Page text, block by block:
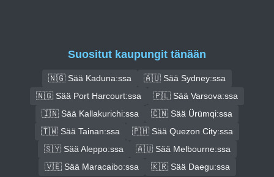
Suositut kaupungit tänään
🇳🇬 Sää Kaduna:ssa
🇦🇺 Sää Sydney:ssa
🇳🇬 Sää Port Harcourt:ssa
🇵🇱 Sää Varsova:ssa
🇮🇳 Sää Kallakurichi:ssa
🇨🇳 Sää Ürümqi:ssa
🇹🇼 Sää Tainan:ssa
🇵🇭 Sää Quezon City:ssa
🇸🇾 Sää Aleppo:ssa
🇦🇺 Sää Melbourne:ssa
🇻🇪 Sää Maracaibo:ssa
🇰🇷 Sää Daegu:ssa